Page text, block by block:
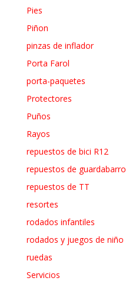
Pies
Piñon
pinzas de inflador
Porta Farol
porta-paquetes
Protectores
Puños
Rayos
repuestos de bici R12
repuestos de guardabarro
repuestos de TT
resortes
rodados infantiles
rodados y juegos de niño
ruedas
Servicios